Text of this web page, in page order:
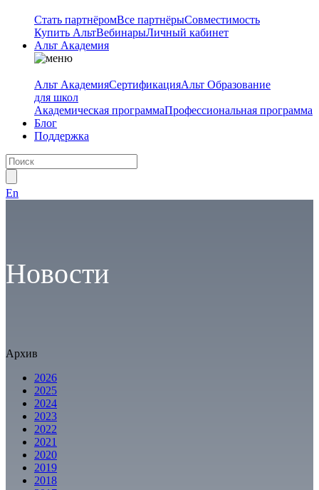
Стать партнёромВсе партнёрыСовместимость
Купить АльтВебинарыЛичный кабинет
Альт Академия
Альт АкадемияСертификацияАльт Образование
для школ
Академическая программаПрофессиональная программа
Блог
Поддержка
En
Новости
Архив
2026
2025
2024
2023
2022
2021
2020
2019
2018